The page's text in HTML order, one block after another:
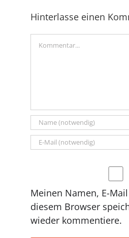
Hinterlasse einen
Meinen Namen, E-
diesem Browser
wieder kommentiere.